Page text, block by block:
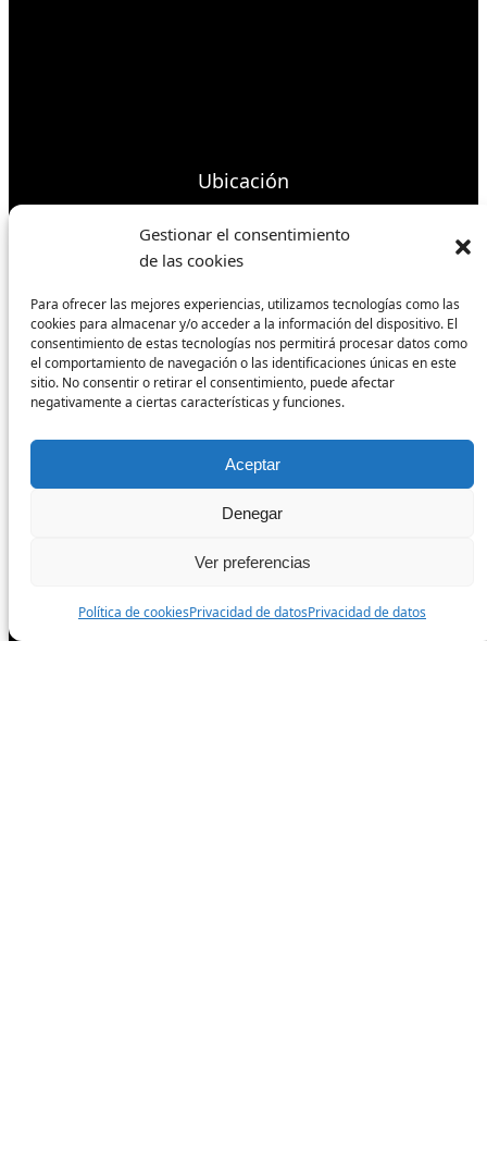
Gestionar el consentimiento
de las cookies
Para ofrecer las mejores experiencias, utilizamos tecnologías como las
cookies para almacenar y/o acceder a la información del dispositivo. El
consentimiento de estas tecnologías nos permitirá procesar datos como
el comportamiento de navegación o las identificaciones únicas en este
sitio. No consentir o retirar el consentimiento, puede afectar
negativamente a ciertas características y funciones.
Aceptar
Denegar
Ver preferencias
Política de cookiesPrivacidad de datosPrivacidad de datos
Ubicación
Polígono Industrial La Dehesilla
Calle de los Mecánicos Nave 11F
Manilva 29691
Envíos y devoluciones
Formas de pago
Condiciones de venta
Facebook